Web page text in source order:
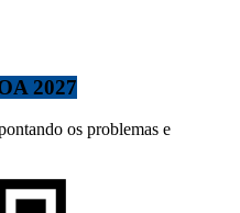
2027
os problemas e